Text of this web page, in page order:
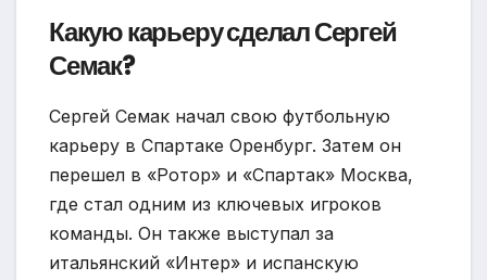
Какую карьеру сделал Сергей
Семак?
Сергей Семак начал свою футбольную
карьеру в Спартаке Оренбург. Затем он
перешел в «Ротор» и «Спартак» Москва,
где стал одним из ключевых игроков
команды. Он также выступал за
итальянский «Интер» и испанскую